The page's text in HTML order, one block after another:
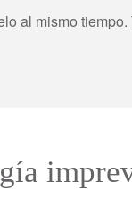
al mismo tiempo.